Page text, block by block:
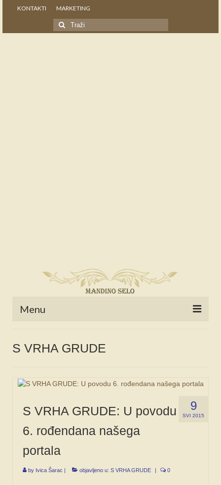
KONTAKTI MARKETING
Search
for:
Menu
IZ ARHIVE
NAJAVE
SPONZORI
S VRHA GRUDE
9
SVI 2015
S VRHA GRUDE: U povodu
6. rođendana našega
portala
by Ivica Šarac | objavljeno u: S VRHA GRUDE | 0